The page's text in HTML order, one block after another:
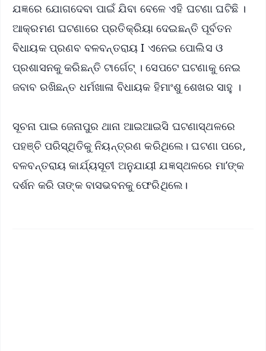
ଯଜ୍ଞରେ ଯୋଗଦେବା ପାଇଁ ଯିବା ବେଳେ ଏହି ଘଟଣା ଘଟିଛି ।
ଆକ୍ରମଣ ଘଟଣାରେ ପ୍ରତିକ୍ରିୟା ଦେଇଛନ୍ତି ପୂର୍ବତନ
ବିଧାୟକ ପ୍ରଣବ ବଳବନ୍ତରାୟ I ଏନେଇ ପୋଲିସ ଓ
ପ୍ରଶାସନକୁ କରିଛନ୍ତି ଟାର୍ଗେଟ୍ । ସେପଟେ ଘଟଣାକୁ ନେଇ
ଜବାବ ରଖିଛନ୍ତ ଧର୍ମଖାଳା ବିଧାୟକ ହିମାଂଶୁ ଶେଖର ସାହୁ ।
ସୂଚନା ପାଇ ଜେନାପୁର ଥାନା ଆଇଆଇସି ଘଟଣାସ୍ଥଳରେ
ପହଞ୍ଚି ପରିସ୍ଥିତିକୁ ନିୟନ୍ତ୍ରଣ କରିଥିଲେ। ଘଟଣା ପରେ,
ବଳବନ୍ତରାୟ କାର୍ଯ୍ୟସୂଚୀ ଅନୁଯାୟୀ ଯଜ୍ଞସ୍ଥଳରେ ମା’ଙ୍କ
ଦର୍ଶନ କରି ତାଙ୍କ ବାସଭବନକୁ ଫେରିଥିଲେ।